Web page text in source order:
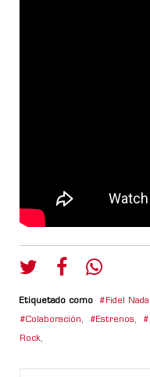
Etiquetado como Fidel Nadal
Colaboración, Estrenos,
Rock,